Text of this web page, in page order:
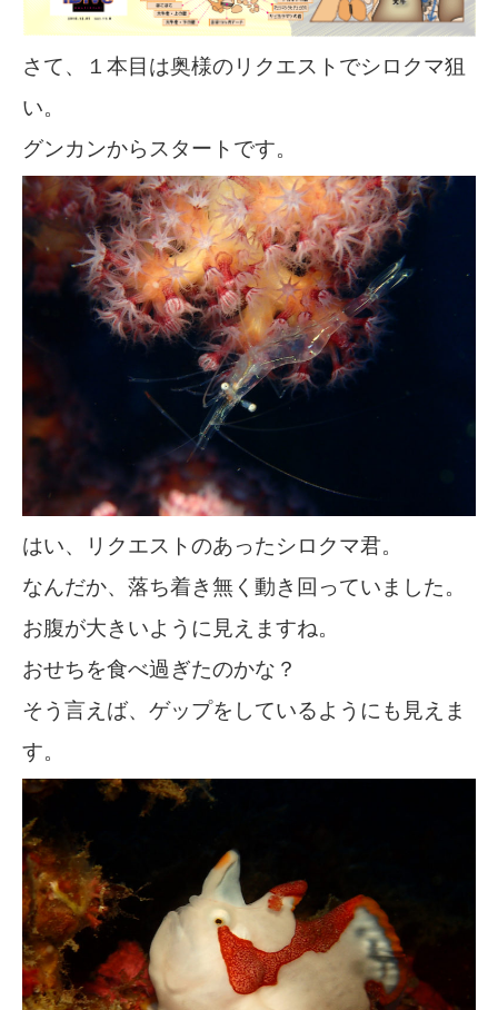
さて、１本目は奥様のリクエストでシロクマ狙
い。
グンカンからスタートです。
はい、リクエストのあったシロクマ君。
なんだか、落ち着き無く動き回っていました。
お腹が大きいように見えますね。
おせちを食べ過ぎたのかな？
そう言えば、ゲップをしているようにも見えま
す。